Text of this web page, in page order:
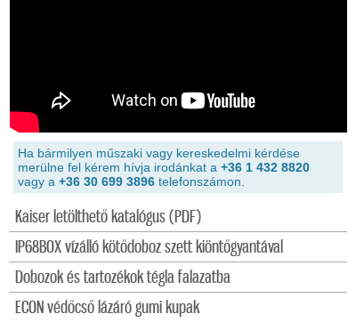
Kaiser letölthető katalógus (PDF)
IP68BOX vízálló kötődoboz szett kiöntőgyantával
Dobozok és tartozékok tégla falazatba
ECON védőcső lázáró gumi kupak
Ha bármilyen műszaki vagy kereskedelmi kérdése
merülne fel kérem hívja irodánkat a +36 1 432 8820
vagy a +36 30 699 3896 telefonszámon.